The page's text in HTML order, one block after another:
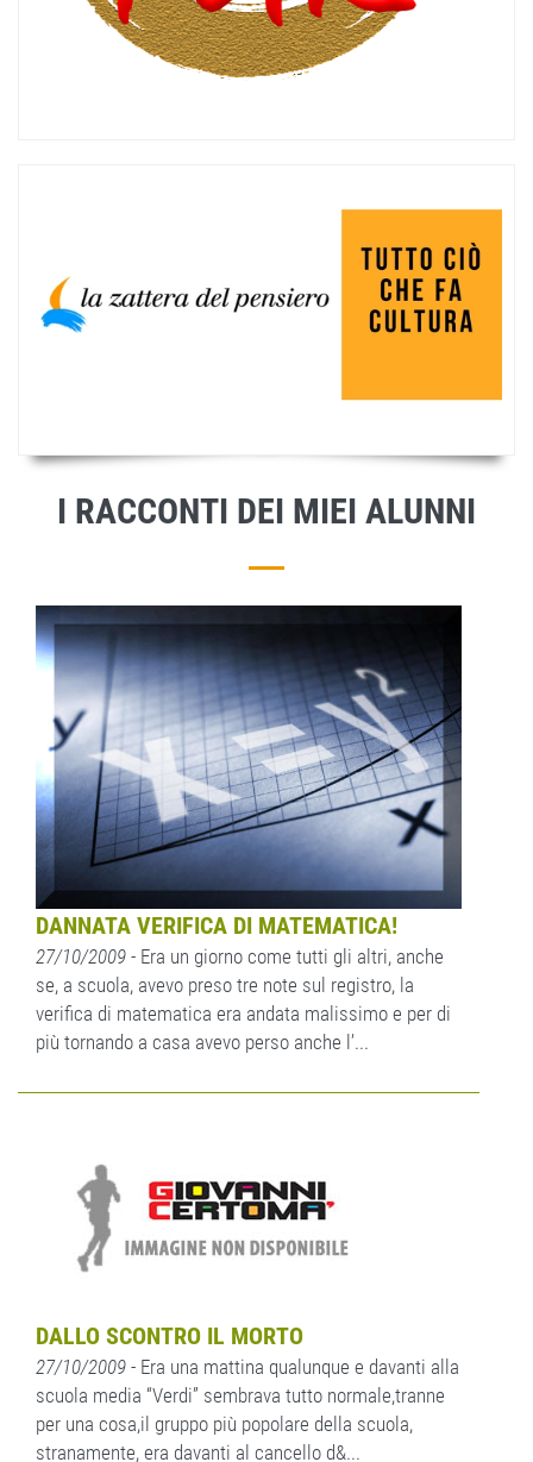
I RACCONTI DEI MIEI ALUNNI
DANNATA VERIFICA DI MATEMATICA!
27/10/2009 - Era un giorno come tutti gli altri, anche
se, a scuola, avevo preso tre note sul registro, la
verifica di matematica era andata malissimo e per di
più tornando a casa avevo perso anche l’...
DALLO SCONTRO IL MORTO
27/10/2009 - Era una mattina qualunque e davanti alla
scuola media “Verdi” sembrava tutto normale,tranne
per una cosa,il gruppo più popolare della scuola,
stranamente, era davanti al cancello d&...